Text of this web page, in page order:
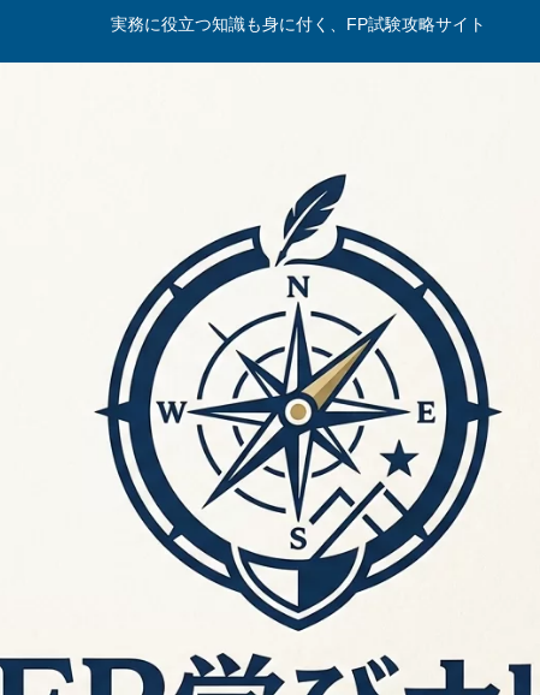
実務に役立つ知識も身に付く、FP試験攻略サイト